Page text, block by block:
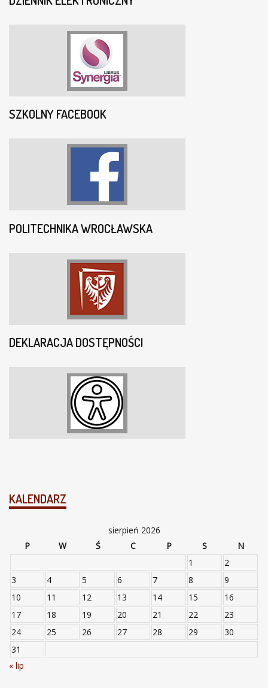
SZKOLNY FACEBOOK
POLITECHNIKA WROCŁAWSKA
DEKLARACJA DOSTĘPNOŚCI
KALENDARZ
sierpień 2026
P
W Ś C P S
N
1
2
3
4 5 6 7 8
9
10
11 12 13 14 15
16
17
18 19 20 21 22
23
24
25 26 27 28 29
30
31
« lip